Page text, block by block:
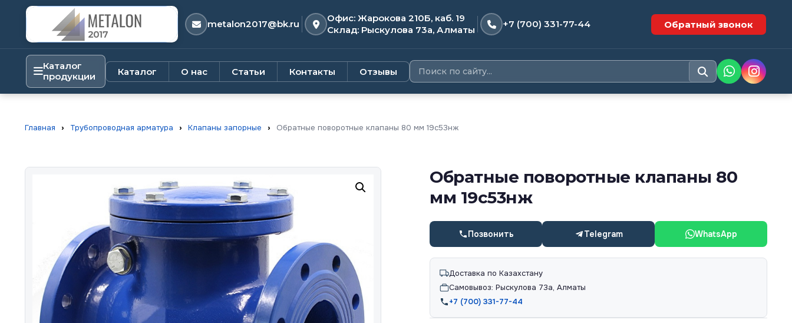
metalon2017@bk.ru
Офис: Жарокова 210Б, каб. 19
Склад: Рыскулова 73а, Алматы
+7 (700) 331-77-44 Обратный звонок
Каталог
продукции
Каталог О нас Статьи Контакты Отзывы
Главная › Трубопроводная арматура › Клапаны запорные › Обратные поворотные клапаны 80 мм 19с53нж
Обратные поворотные клапаны 80
мм 19с53нж
Позвонить Telegram WhatsApp
Доставка по Казахстану
Самовывоз: Рыскулова 73а, Алматы
+7 (700) 331-77-44